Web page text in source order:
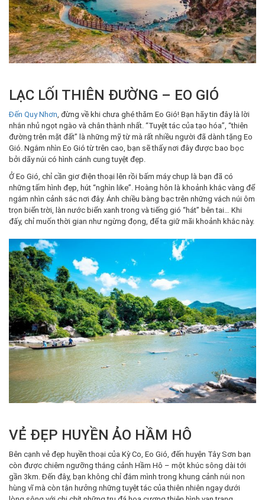
LẠC LỐI THIÊN ĐƯỜNG – EO GIÓ
Đến Quy Nhơn , đừng về khi chưa ghé thăm Eo Gió! Bạn hãy tin đây là lời
nhắn nhủ ngọt ngào và chân thành nhất. “Tuyệt tác của tạo hóa”, “thiên
đường trên mặt đất” là những mỹ từ mà rất nhiều người đã dành tặng Eo
Gió. Ngắm nhìn Eo Gió từ trên cao, bạn sẽ thấy nơi đây được bao bọc
bởi dãy núi có hình cánh cung tuyệt đẹp.
Ở Eo Gió, chỉ cần giơ điện thoại lên rồi bấm máy chụp là bạn đã có
những tấm hình đẹp, hút “nghìn like”. Hoàng hôn là khoảnh khắc vàng để
ngắm nhìn cảnh sắc nơi đây. Ánh chiều bàng bạc trên những vách núi ôm
trọn biển trời, làn nước biển xanh trong và tiếng gió “hát” bên tai… Khi
đấy, chỉ muốn thời gian như ngừng đọng, để ta giữ mãi khoảnh khắc này.
VẺ ĐẸP HUYỀN ẢO HẦM HÔ
Bên cạnh vẻ đẹp huyền thoại của Kỳ Co, Eo Gió, đến huyện Tây Sơn bạn
còn được chiêm ngưỡng thắng cảnh Hầm Hô – một khúc sông dài tới
gần 3km. Đến đây, bạn không chỉ đắm mình trong khung cảnh núi non
hùng vĩ mà còn tận hưởng những tuyệt tác của thiên nhiên ngay dưới